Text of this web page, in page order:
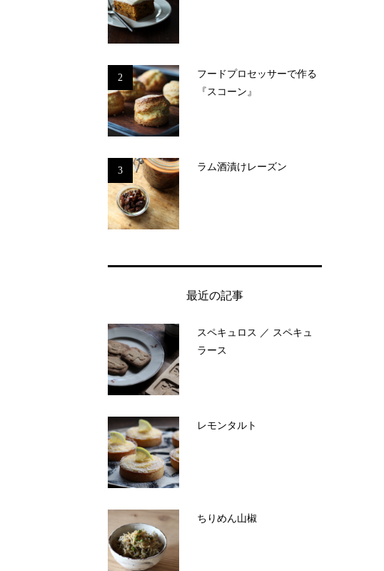
2
フードプロセッサーで作る
『スコーン』
3 ラム酒漬けレーズン
最近の記事
スペキュロス ／ スペキュ
ラース
レモンタルト
ちりめん山椒